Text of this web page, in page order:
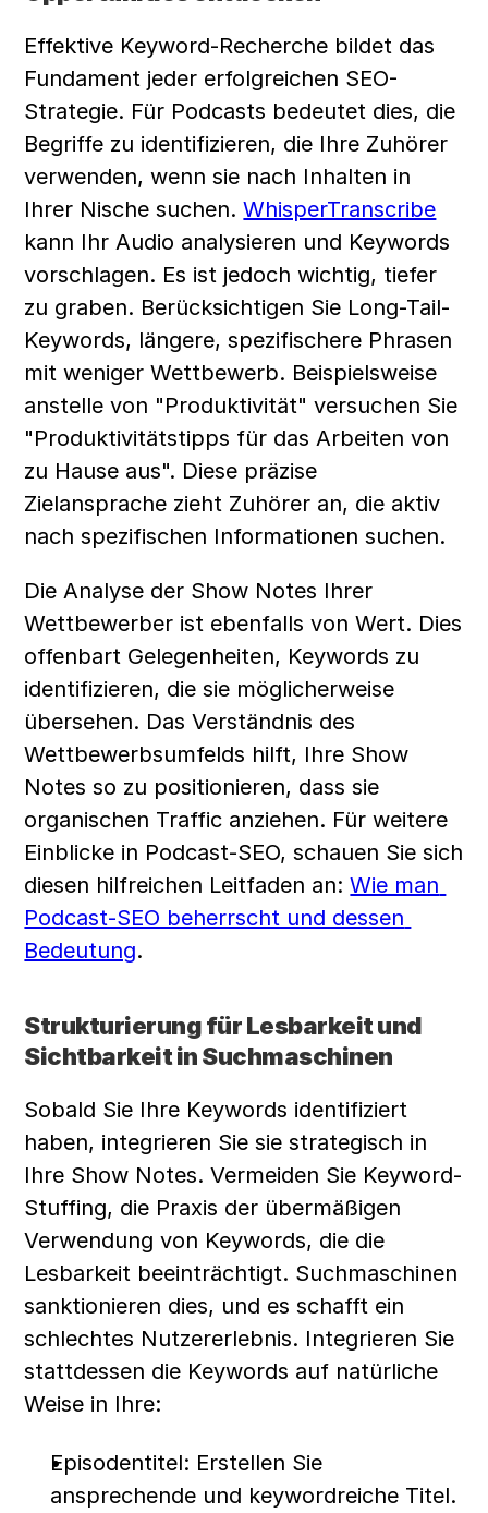
Effektive Keyword-Recherche bildet das
Fundament jeder erfolgreichen SEO-
Strategie. Für Podcasts bedeutet dies, die
Begriffe zu identifizieren, die Ihre Zuhörer
verwenden, wenn sie nach Inhalten in
Ihrer Nische suchen. WhisperTranscribe
kann Ihr Audio analysieren und Keywords
vorschlagen. Es ist jedoch wichtig, tiefer
zu graben. Berücksichtigen Sie Long-Tail-
Keywords, längere, spezifischere Phrasen
mit weniger Wettbewerb. Beispielsweise
anstelle von "Produktivität" versuchen Sie
"Produktivitätstipps für das Arbeiten von
zu Hause aus". Diese präzise
Zielansprache zieht Zuhörer an, die aktiv
nach spezifischen Informationen suchen.
Die Analyse der Show Notes Ihrer
Wettbewerber ist ebenfalls von Wert. Dies
offenbart Gelegenheiten, Keywords zu
identifizieren, die sie möglicherweise
übersehen. Das Verständnis des
Wettbewerbsumfelds hilft, Ihre Show
Notes so zu positionieren, dass sie
organischen Traffic anziehen. Für weitere
Einblicke in Podcast-SEO, schauen Sie sich
diesen hilfreichen Leitfaden an: Wie man
Podcast-SEO beherrscht und dessen
Bedeutung.
Strukturierung für Lesbarkeit und
Sichtbarkeit in Suchmaschinen
Sobald Sie Ihre Keywords identifiziert
haben, integrieren Sie sie strategisch in
Ihre Show Notes. Vermeiden Sie Keyword-
Stuffing, die Praxis der übermäßigen
Verwendung von Keywords, die die
Lesbarkeit beeinträchtigt. Suchmaschinen
sanktionieren dies, und es schafft ein
schlechtes Nutzererlebnis. Integrieren Sie
stattdessen die Keywords auf natürliche
Weise in Ihre:
Episodentitel: Erstellen Sie
ansprechende und keywordreiche Titel.